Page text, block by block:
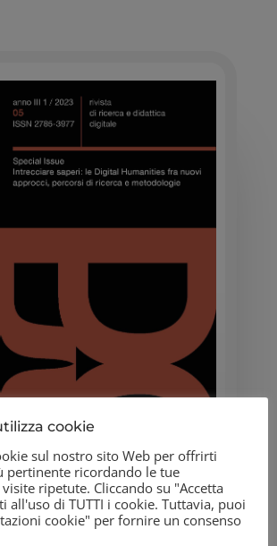
cookie
sul nostro sito Web per offrirti
pertinente ricordando le tue
ripetute. Cliccando su "Accetta
all'uso di TUTTI i cookie. Tuttavia, puoi
cookie" per fornire un consenso